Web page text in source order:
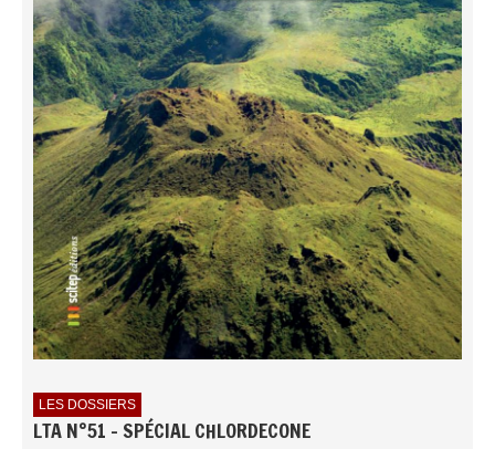
LES DOSSIERS
LTA N°51 - SPÉCIAL CHLORDECONE